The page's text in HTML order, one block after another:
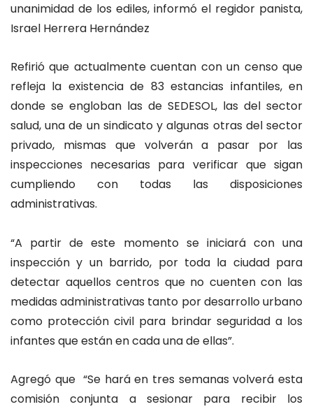
unanimidad de los ediles, informó el regidor panista,
Israel Herrera Hernández
Refirió que actualmente cuentan con un censo que
refleja la existencia de 83 estancias infantiles, en
donde se engloban las de SEDESOL, las del sector
salud, una de un sindicato y algunas otras del sector
privado, mismas que volverán a pasar por las
inspecciones necesarias para verificar que sigan
cumpliendo con todas las disposiciones
administrativas.
“A partir de este momento se iniciará con una
inspección y un barrido, por toda la ciudad para
detectar aquellos centros que no cuenten con las
medidas administrativas tanto por desarrollo urbano
como protección civil para brindar seguridad a los
infantes que están en cada una de ellas”.
Agregó que “Se hará en tres semanas volverá esta
comisión conjunta a sesionar para recibir los